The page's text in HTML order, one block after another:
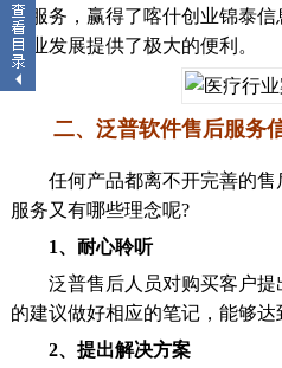
的服务，赢得了喀什创业锦泰
企业发展提供了极大的便利。
二、泛普软件售后服务
任何产品都离不开完善的售
服务又有哪些理念呢?
1、耐心聆听
泛普售后人员对购买客户提
的建议做好相应的笔记，能够达
2、提出解决方案